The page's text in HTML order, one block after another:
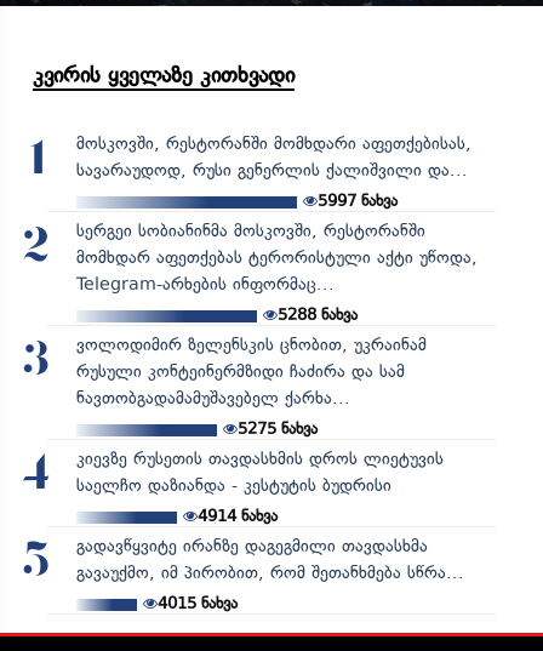
კვირის ყველაზე კითხვადი
1
მოსკოვში, რესტორანში მომხდარი აფეთქებისას,
სავარაუდოდ, რუსი გენერლის ქალიშვილი და...
5997 ნახვა
2
სერგეი სობიანინმა მოსკოვში, რესტორანში
მომხდარ აფეთქებას ტერორისტული აქტი უწოდა,
Telegram-არხების ინფორმაც...
5288ნახვა
3
ვოლოდიმირ ზელენსკის ცნობით, უკრაინამ
რუსული კონტეინერმზიდი ჩაძირა და სამ
ნავთობგადამამუშავებელ ქარხა...
5275ნახვა
4
კიევზე რუსეთის თავდასხმის დროს ლიეტუვის
საელჩო დაზიანდა - კესტუტის ბუდრისი
4914ნახვა
5
გადავწყვიტე ირანზე დაგეგმილი თავდასხმა
გავაუქმო, იმ პირობით, რომ შეთანხმება სწრა...
4015ნახვა